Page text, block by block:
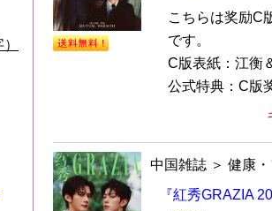
こちらは奖励C
です。
C版表紙：江衡
公式特典：C版
中国雑誌 ＞ 健康
『紅秀GRAZIA